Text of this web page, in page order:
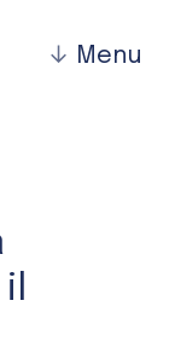
↓ Menu